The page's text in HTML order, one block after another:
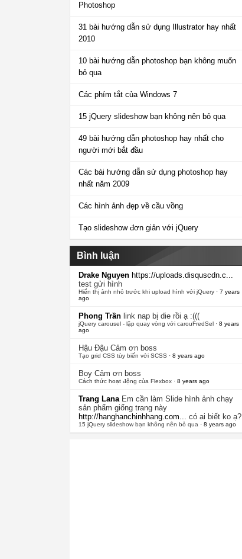
Photoshop
31 bài hướng dẫn sử dụng Illustrator hay nhất
2010
10 bài hướng dẫn photoshop bạn không muốn
bỏ qua
Các phím tắt của Windows 7
15 jQuery slideshow bạn không nên bỏ qua
49 bài hướng dẫn photoshop hay nhất cho
người mới bắt đầu
Các bài hướng dẫn sử dụng photoshop hay
nhất năm 2009
Các hình ảnh đẹp về cầu vồng
Tạo slideshow đơn giản với jQuery
Bình luận
Drake Nguyen https://uploads.disquscdn.c...
test gửi hình
Hiển thị ảnh nhỏ trước khi upload hình với jQuery · 7 years
ago
Phong Trần link nap bị die rồi ạ :(((
jQuery carousel - lặp quay vòng với carouFredSel · 8 years
ago
Hậu Đậu Cảm ơn boss
Tạo grid CSS tùy biến với SCSS · 8 years ago
Boy Cảm ơn boss
Cách thức hoạt động của Flexbox · 8 years ago
Trang Lana Em cần làm Slide hình ảnh chạy
sản phẩm giống trang này
http://hanghanchinhhang.com... có ai biết ko ạ?
15 jQuery slideshow bạn không nên bỏ qua · 8 years ago